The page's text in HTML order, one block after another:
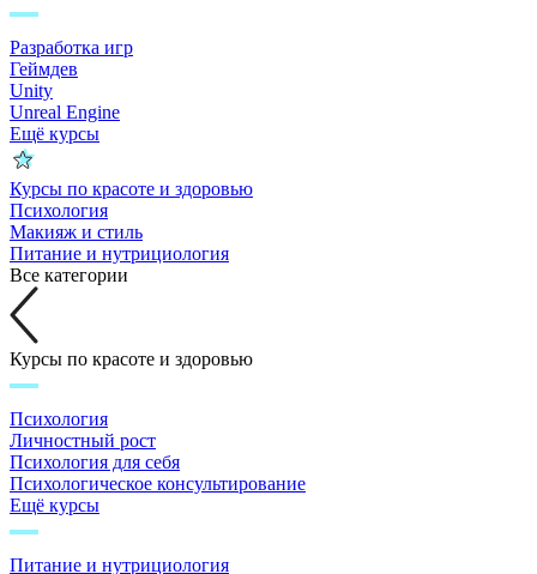
Разработка игр
Геймдев
Unity
Unreal Engine
Ещё курсы
Курсы по красоте и здоровью
Психология
Макияж и стиль
Питание и нутрициология
Все категории
Курсы по красоте и здоровью
Психология
Личностный рост
Психология для себя
Психологическое консультирование
Ещё курсы
Питание и нутрициология